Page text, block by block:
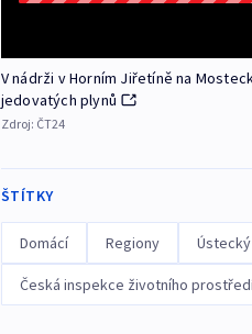
V nádrži v Horním Jiřetíně na
jedovatých plynů
Zdroj: ČT24
ŠTÍTKY
Domácí Regiony
Česká inspekce životního